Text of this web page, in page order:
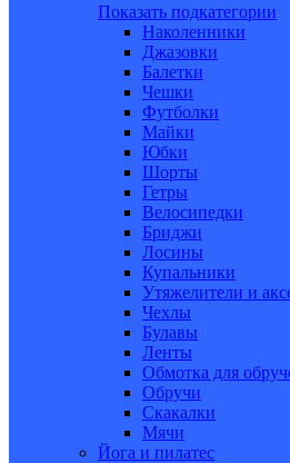
Показать подкатегории
Наколенники
Джазовки
Балетки
Чешки
Футболки
Майки
Юбки
Шорты
Гетры
Велосипедки
Бриджи
Лосины
Купальники
Утяжелители и
Чехлы
Булавы
Ленты
Обмотка для
Обручи
Скакалки
Мячи
Йога и пилатес